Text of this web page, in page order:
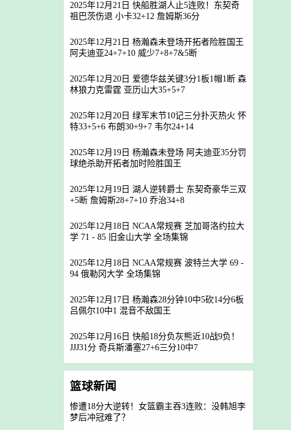
2025年12月21日 快船胜湖人止5连败！东契奇
祖巴茨伤退 小卡32+12 詹姆斯36分
2025年12月21日 杨瀚森未登场开拓者险胜国王
阿夫迪亚24+7+10 威少7+8+7&5断
2025年12月20日 爱德华兹关键3分1板1帽1断 森
林狼力克雷霆 亚历山大35+5+7
2025年12月20日 绿军末节10记三分扑灭热火 怀
特33+5+6 布朗30+9+7 韦尔24+14
2025年12月19日 杨瀚森未登场 阿夫迪亚35分罚
球绝杀助开拓者加时险胜国王
2025年12月19日 湖人逆转爵士 东契奇豪华三双
+5断 詹姆斯28+7+10 乔治34+8
2025年12月18日 NCAA常规赛 芝加哥洛约拉大
学 71 - 85 旧金山大学 全场集锦
2025年12月18日 NCAA常规赛 波特兰大学 69 -
94 俄勒冈大学 全场集锦
2025年12月17日 杨瀚森28分钟10中5砍14分6板
吕佩尔10中1 混音不敌国王
2025年12月16日 快船18分负灰熊近10战9负！
JJJ31分 奇兵斯潘塞27+6三分10中7
篮球新闻
惨遭18分大逆转！女篮霸主吞3连败：没韩旭李
梦后冲冠难了？